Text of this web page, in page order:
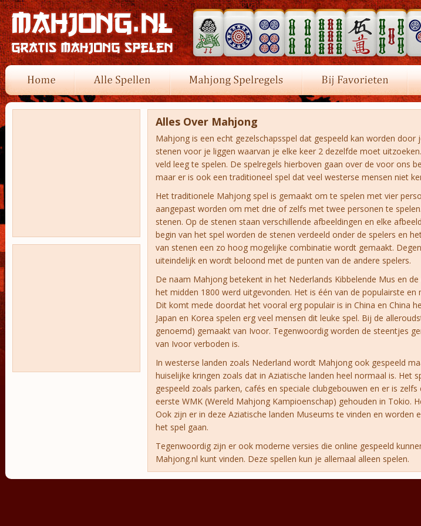
Alles Over Mahjong
Mahjong is een echt gezelschapsspel dat gespeeld kan worden door
stenen voor je liggen waarvan je elke keer 2 dezelfde moet
veld leeg te spelen. De spelregels hierboven gaan over de voor ons
maar er is ook een traditioneel spel dat veel westerse mensen niet
Het traditionele Mahjong spel is gemaakt om te spelen met vier
aangepast worden om met drie of zelfs met twee personen te
stenen. Op de stenen staan verschillende afbeeldingen en elke
begin van het spel worden de stenen verdeeld onder de spelers en
van stenen een zo hoog mogelijke combinatie wordt gemaakt.
uiteindelijk en wordt beloond met de punten van de andere spelers.
De naam Mahjong betekent in het Nederlands Kibbelende Mus en
het midden 1800 werd uitgevonden. Het is één van de populairste en
Dit komt mede doordat het vooral erg populair is in China en China
Japan en Korea spelen erg veel mensen dit leuke spel. Bij de
genoemd) gemaakt van Ivoor. Tegenwoordig worden de steentjes
van Ivoor verboden is.
In westerse landen zoals Nederland wordt Mahjong ook gespeeld
huiselijke kringen zoals dat in Aziatische landen heel normaal is. Het
gespeeld zoals parken, cafés en speciale clubgebouwen en er is
eerste WMK (Wereld Mahjong Kampioenschap) gehouden in Tokio.
Ook zijn er in deze Aziatische landen Museums te vinden en worden
het spel gaan.
Tegenwoordig zijn er ook moderne versies die online gespeeld
Mahjong.nl kunt vinden. Deze spellen kun je allemaal alleen spelen.